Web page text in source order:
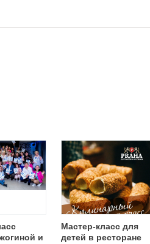
и
Мастер-класс для
детей в ресторане